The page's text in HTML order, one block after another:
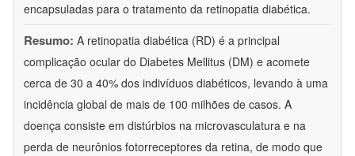
encapsuladas para o tratamento da retinopatia diabética.
Resumo: A retinopatia diabética (RD) é a principal
complicação ocular do Diabetes Mellitus (DM) e acomete
cerca de 30 a 40% dos indivíduos diabéticos, levando à uma
incidência global de mais de 100 milhões de casos. A
doença consiste em distúrbios na microvasculatura e na
perda de neurônios fotorreceptores da retina, de modo que